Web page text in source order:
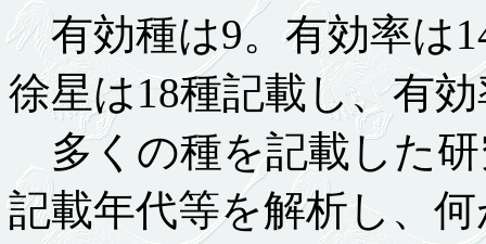
有効種は9。有効率は
徐星は18種記載し、有
多くの種を記載した研
記載年代等を解析し、